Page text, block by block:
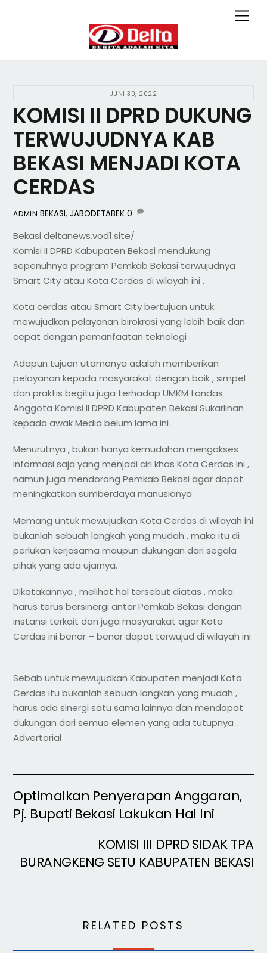
JUNI 30, 2022
KOMISI II DPRD DUKUNG
TERWUJUDNYA KAB
BEKASI MENJADI KOTA
CERDAS
ADMIN BEKASI,JABODETABEK 0
Bekasi deltanews.vod1.site/
Komisi II DPRD Kabupaten Bekasi mendukung
sepenuhnya program Pemkab Bekasi terwujudnya
Smart City atau Kota Cerdas di wilayah ini .
Kota cerdas atau Smart City bertujuan untuk
mewujudkan pelayanan birokrasi yang lebih baik dan
cepat dengan pemanfaatan teknologi .
Adapun tujuan utamanya adalah memberikan
pelayanan kepada masyarakat dengan baik , simpel
dan praktis begitu juga terhadap UMKM tandas
Anggota Komisi II DPRD Kabupaten Bekasi Sukarlinan
kepada awak Media belum lama ini .
Menurutnya , bukan hanya kemudahan mengakses
informasi saja yang menjadi ciri khas Kota Cerdas ini ,
namun juga mendorong Pemkab Bekasi agar dapat
meningkatkan sumberdaya manusianya .
Memang untuk mewujudkan Kota Cerdas di wilayah ini
bukanlah sebuah langkah yang mudah , maka itu di
perlukan kerjasama maupun dukungan dari segala
pihak yang ada ujarnya.
Dikatakannya , melihat hal tersebut diatas , maka
harus terus bersinergi antar Pemkab Bekasi dengan
instansi terkait dan juga masyarakat agar Kota
Cerdas ini benar – benar dapat terwujud di wilayah ini
.
Sebab untuk mewujudkan Kabupaten menjadi Kota
Cerdas itu bukanlah sebuah langkah yang mudah ,
harus ada sinergi satu sama lainnya dan mendapat
dukungan dari semua elemen yang ada tutupnya .
Advertorial
Optimalkan Penyerapan Anggaran,
Pj. Bupati Bekasi Lakukan Hal Ini
KOMISI III DPRD SIDAK TPA
BURANGKENG SETU KABUPATEN BEKASI
RELATED POSTS
To
Top